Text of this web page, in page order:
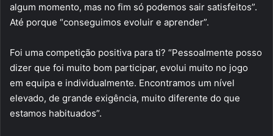
algum momento, mas no fim só podemos sair satisfeitos”.
Até porque “conseguimos evoluir e aprender”.
Foi uma competição positiva para ti? “Pessoalmente posso
dizer que foi muito bom participar, evolui muito no jogo
em equipa e individualmente. Encontramos um nível
elevado, de grande exigência, muito diferente do que
estamos habituados”.